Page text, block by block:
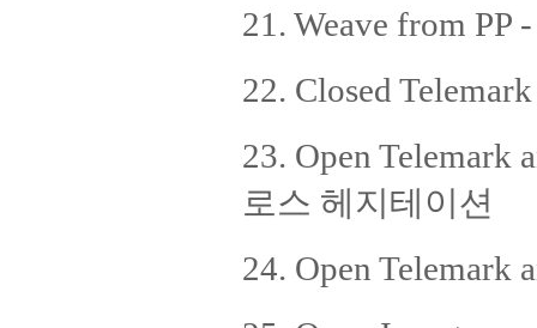
21. Weave from PP
22. Closed
23. Open Telemark
로스 헤지테이션
24. Open